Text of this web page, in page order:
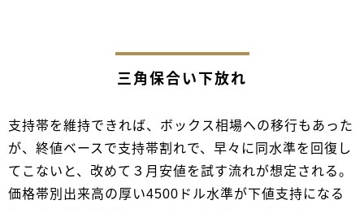
三角保合い下放れ
支持帯を維持できれば、ボックス相場への移行もあった
が、終値ベースで支持帯割れで、早々に同水準を回復し
てこないと、改めて３月安値を試す流れが想定される。
価格帯別出来高の厚い4500ドル水準が下値支持になる